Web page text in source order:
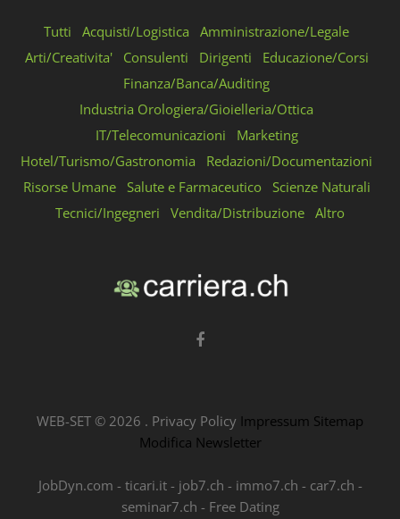
Tutti Acquisti/Logistica
Amministrazione/Legale
Arti/Creativita'
Consulenti Dirigenti
Educazione/Corsi
Finanza/Banca/Auditing
Industria Orologiera/Gioielleria/Ottica
IT/Telecomunicazioni
Marketing
Hotel/Turismo/Gastronomia
Redazioni/Documentazioni
Risorse Umane
Salute e Farmaceutico
Scienze Naturali
Tecnici/Ingegneri
Vendita/Distribuzione Altro
WEB-SET © 2026 . Privacy Policy Impressum Sitemap
Modifica Newsletter
JobDyn.com - ticari.it- job7.ch - immo7.ch - car7.ch -
seminar7.ch - Free Dating